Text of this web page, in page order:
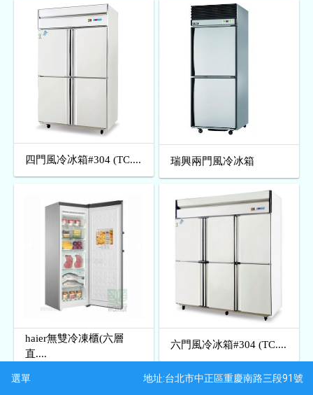
選單 地址:台北市中正區重慶南路三段91號
四門風冷冰箱#304 (TC.... 瑞興兩門風冷冰箱
haier無雙冷凍櫃(六層
直....
六門風冷冰箱#304 (TC....